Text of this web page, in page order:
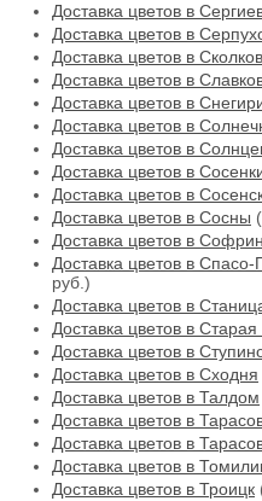
Доставка цветов в
Доставка цветов в
Доставка цветов в
Доставка цветов в
Доставка цветов в
Доставка цветов в
Доставка цветов в
Доставка цветов в
Доставка цветов в
Доставка цветов в Сосны
Доставка цветов в
Доставка цветов в
руб.)
Доставка цветов в
Доставка цветов в
Доставка цветов в
Доставка цветов в Сходня
Доставка цветов в Талдом
Доставка цветов в
Доставка цветов в
Доставка цветов в
Доставка цветов в Троицк